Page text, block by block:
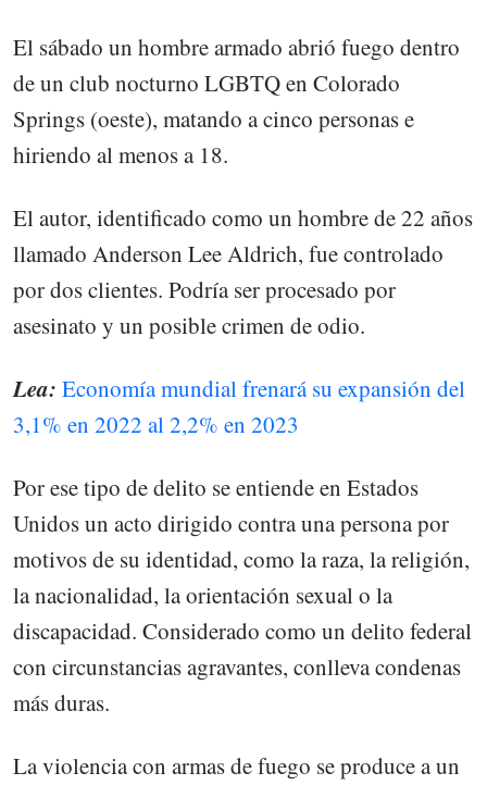
El sábado un hombre armado abrió fuego dentro
de un club nocturno LGBTQ en Colorado
Springs (oeste), matando a cinco personas e
hiriendo al menos a 18.
El autor, identificado como un hombre de 22 años
llamado Anderson Lee Aldrich, fue controlado
por dos clientes. Podría ser procesado por
asesinato y un posible crimen de odio.
Lea: Economía mundial frenará su expansión del
3,1% en 2022 al 2,2% en 2023
Por ese tipo de delito se entiende en Estados
Unidos un acto dirigido contra una persona por
motivos de su identidad, como la raza, la religión,
la nacionalidad, la orientación sexual o la
discapacidad. Considerado como un delito federal
con circunstancias agravantes, conlleva condenas
más duras.
La violencia con armas de fuego se produce a un